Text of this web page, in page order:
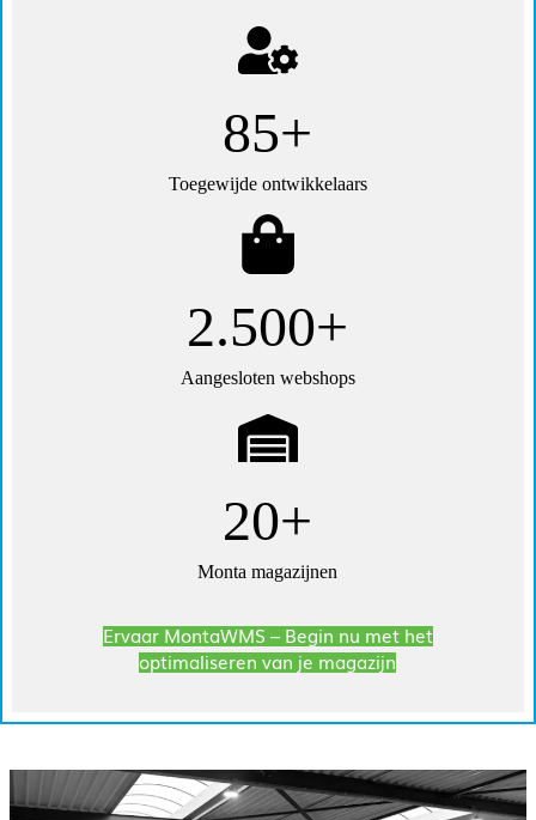
85+
Toegewijde ontwikkelaars
2.500+
Aangesloten webshops
20+
Monta magazijnen
Ervaar MontaWMS – Begin nu met het
optimaliseren van je magazijn